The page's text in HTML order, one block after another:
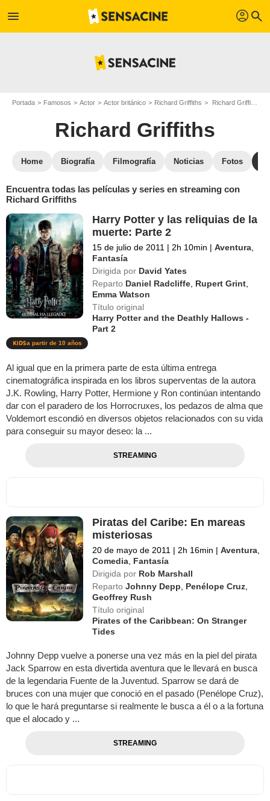
menu profil search
Portada Famosos Actor Actor británico Richard Griffiths Richard Griffiths : películas y series online
Richard Griffiths
Home Biografía Filmografía Noticias Fotos
Encuentra todas las películas y series en streaming con
Richard Griffiths
Harry Potter y las reliquias de la
muerte: Parte 2
15 de julio de 2011 | 2h 10min | Aventura
Fantasía
Dirigida por David Yates
Reparto Daniel Radcliffe Rupert Grint
Emma Watson
Título original
Harry Potter and the Deathly Hallows -
Part 2
a partir de 10 años
Al igual que en la primera parte de esta última entrega
cinematográfica inspirada en los libros superventas de la autora
J.K. Rowling, Harry Potter, Hermione y Ron continúan intentando
dar con el paradero de los Horrocruxes, los pedazos de alma que
Voldemort escondió en diversos objetos relacionados con su vida
para conseguir su mayor deseo: la ...
STREAMING
Piratas del Caribe: En mareas
misteriosas
20 de mayo de 2011 | 2h 16min | Aventura
Comedia Fantasía
Dirigida por Rob Marshall
Reparto Johnny Depp Penélope Cruz
Geoffrey Rush
Título original
Pirates of the Caribbean: On Stranger
Tides
Johnny Depp vuelve a ponerse una vez más en la piel del pirata
Jack Sparrow en esta divertida aventura que le llevará en busca
de la legendaria Fuente de la Juventud. Sparrow se dará de
bruces con una mujer que conoció en el pasado (Penélope Cruz),
lo que le hará preguntarse si realmente le busca a él o a la fortuna
que el alocado y ...
STREAMING